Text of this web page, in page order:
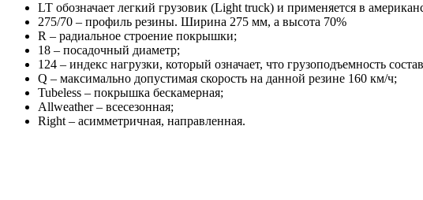
LT обозначает легкий грузовик (Light truck) и применяется в
275/70 – профиль резины. Ширина 275 мм, а высота 70%
R – радиальное строение покрышки;
18 – посадочный диаметр;
124 – индекс нагрузки, который означает, что грузоподъемность
Q – максимально допустимая скорость на данной резине 160 км/ч;
Tubeless – покрышка бескамерная;
Allweather – всесезонная;
Right – асимметричная, направленная.